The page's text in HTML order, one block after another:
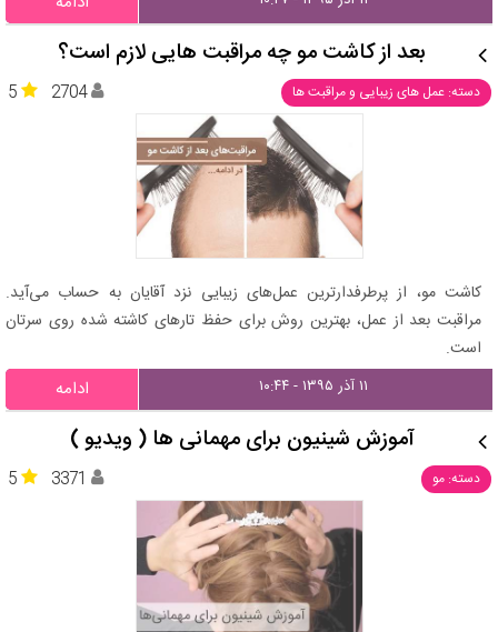
بعد از کاشت مو چه مراقبت هایی لازم است؟
دسته: عمل های زیبایی و مراقبت ها 5 2704
کاشت مو، از پرطرفدارترین عمل‌های زیبایی نزد آقایان به حساب می‌آید.
مراقبت بعد از عمل، بهترین روش برای حفظ تارهای کاشته شده روی سرتان
است.
۱۱ آذر ۱۳۹۵ - ۱۰:۴۴ ادامه
آموزش شینیون برای مهمانی‌ ها ( ویدیو )
دسته: مو 5 3371